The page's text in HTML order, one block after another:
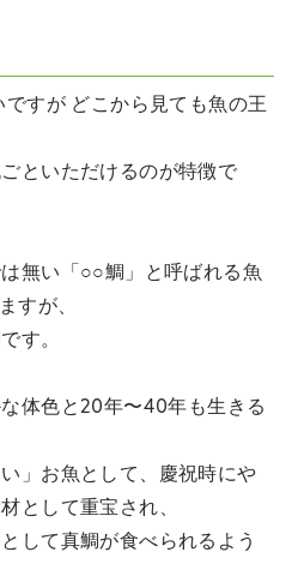
すが どこから見ても魚の王
といただけるのが特徴で
無い「○○鯛」と呼ばれる魚
すが、
す。
体色と20年〜40年も生きる
」お魚として、慶祝時にや
として重宝され、
して真鯛が食べられるよう